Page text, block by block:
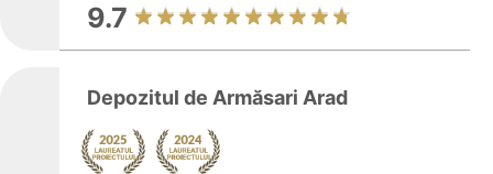
9.7
Depozitul de Armăsari Arad